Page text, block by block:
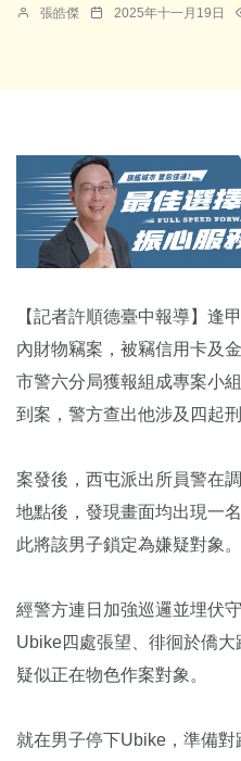
張皓傑 2025年十一月19日
【記者許順德臺中報導】逢
內財物竊案，被竊信用卡及
市警六分局獲報組成專案小
到案，警方查出他涉及四起
案發後，西屯派出所員警在
地點後，發現畫面均出現一
此將該男子鎖定為嫌疑對象。
經警方連日加強巡邏並埋伏
Ubike四處張望、徘徊於僑大
疑似正在物色作案對象。
就在男子停下Ubike，準備